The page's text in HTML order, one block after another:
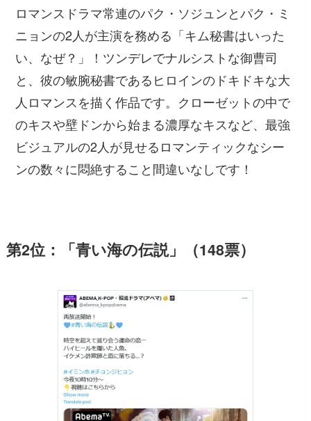
ロマンスドラマ常連のパク・ソジュンとパク・ミ
ニョンの2人が主演を務める「キム秘書はいった
い、なぜ？」！ツンデレでナルシストな御曹司
と、彼の敏腕秘書であるヒロインのドキドキな大
人ロマンスを描く作品です。クローゼットの中で
のキスや壁ドンから始まる濃厚なキスなど、最強
ビジュアルの2人が見せるロマンティックなシー
ンの数々に悶絶すること間違いなしです！
第2位：「青い海の伝説」（148票）